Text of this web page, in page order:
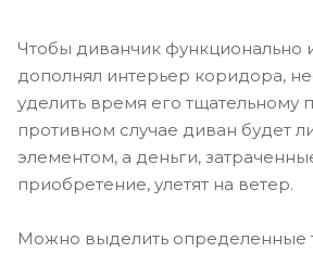
Чтобы диванчик функционально
дополнял интерьер коридора,
уделить время его тщательному
противном случае диван будет
элементом, а деньги,
приобретение, улетят на ветер.
Можно выделить определенные